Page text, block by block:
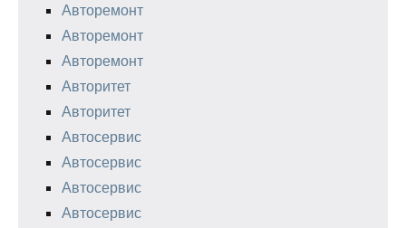
Авторемонт
Авторемонт
Авторемонт
Авторитет
Авторитет
Автосервис
Автосервис
Автосервис
Автосервис